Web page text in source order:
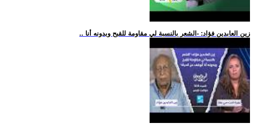
.. زين العابدين فؤاد: -الشعر بالنسبة لي مقاومة للقبح وبدونه أنا